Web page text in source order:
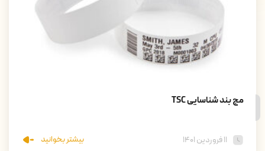
مچ بند شناسایی TSC
۱۱ فروردین ۱۴۰۱ بیشتر بخوانید